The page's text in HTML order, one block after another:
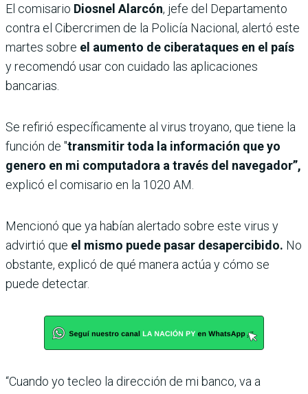
El comisario Diosnel Alarcón, jefe del Departamento
contra el Cibercrimen de la Policía Nacional, alertó este
martes sobre el aumento de ciberataques en el país
y recomendó usar con cuidado las aplicaciones
bancarias.
Se refirió específicamente al virus troyano, que tiene la
función de "transmitir toda la información que yo
genero en mi computadora a través del navegador”,
explicó el comisario en la 1020 AM.
Mencionó que ya habían alertado sobre este virus y
advirtió que el mismo puede pasar desapercibido. No
obstante, explicó de qué manera actúa y cómo se
puede detectar.
“Cuando yo tecleo la dirección de mi banco, va a